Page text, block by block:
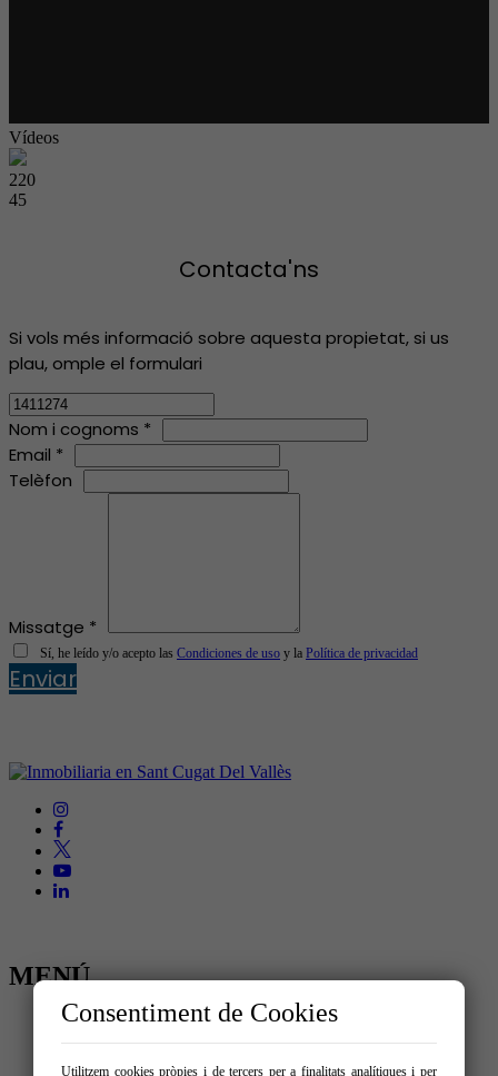
Vídeos
220
45
Contacta'ns
Si vols més informació sobre aquesta propietat, si us
plau, omple el formulari
Nom i cognoms *
Email *
Telèfon
Missatge *
Sí, he leído y/o acepto las Condiciones de uso y la Política de privacidad
Enviar
MENÚ
Inici
Comprar
Lloguer
Consentiment de Cookies
Utilitzem cookies pròpies i de tercers per a finalitats analítiques i per